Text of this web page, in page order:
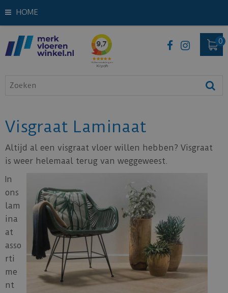
HOME
Visgraat Laminaat
Altijd al een visgraat vloer willen hebben? Visgraat
is weer helemaal terug van weggeweest.
In
ons
lam
ina
at
asso
rti
me
nt